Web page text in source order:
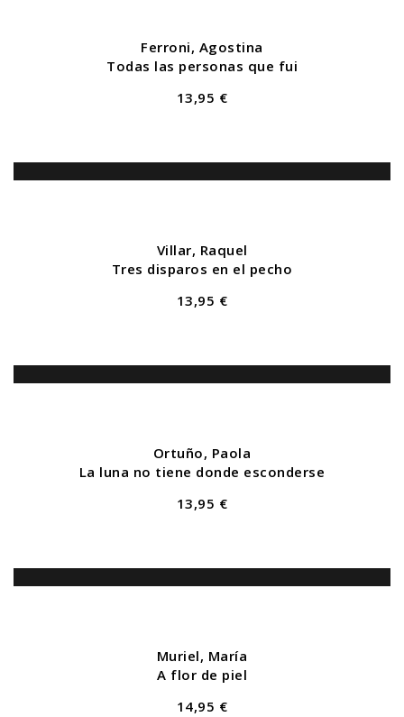
Ferroni, Agostina
Todas las personas que fui
13,95 €
Villar, Raquel
Tres disparos en el pecho
13,95 €
Ortuño, Paola
La luna no tiene donde esconderse
13,95 €
Muriel, María
A flor de piel
14,95 €